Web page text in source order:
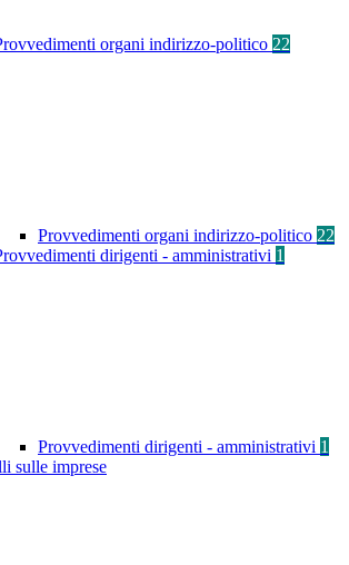
organi indirizzo-politico 22
Provvedimenti organi indirizzo-politico 22
dirigenti - amministrativi 1
Provvedimenti dirigenti - amministrativi 1
sulle imprese